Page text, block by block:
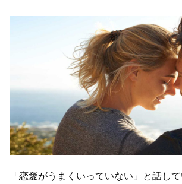
「恋愛がうまくいっていない」と話し